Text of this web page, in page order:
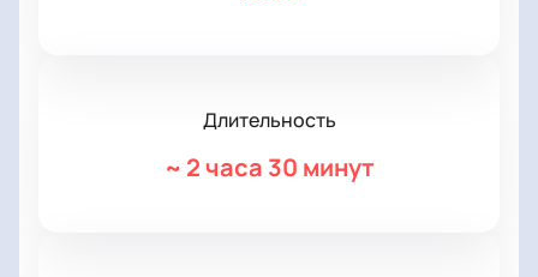
Длительность
~ 2 часа 30 минут